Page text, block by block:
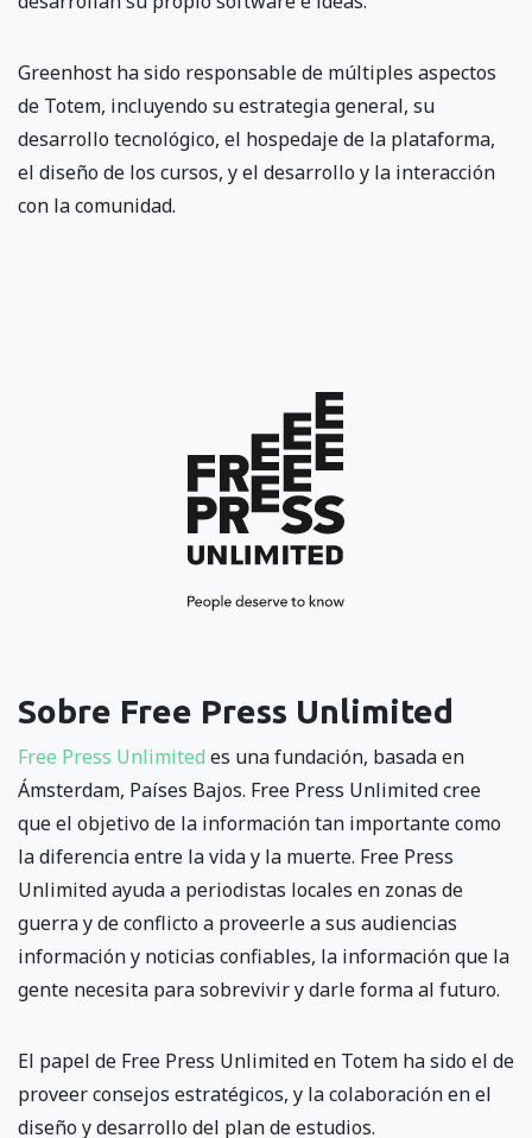
Greenhost ha sido responsable de múltiples aspectos
de Totem, incluyendo su estrategia general, su
desarrollo tecnológico, el hospedaje de la plataforma,
el diseño de los cursos, y el desarrollo y la interacción
con la comunidad.
Sobre Free Press Unlimited
Free Press Unlimited es una fundación, basada en
Ámsterdam, Países Bajos. Free Press Unlimited cree
que el objetivo de la información tan importante como
la diferencia entre la vida y la muerte. Free Press
Unlimited ayuda a periodistas locales en zonas de
guerra y de conflicto a proveerle a sus audiencias
información y noticias confiables, la información que la
gente necesita para sobrevivir y darle forma al futuro.
El papel de Free Press Unlimited en Totem ha sido el de
proveer consejos estratégicos, y la colaboración en el
diseño y desarrollo del plan de estudios.